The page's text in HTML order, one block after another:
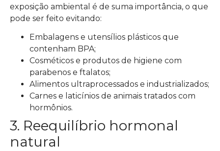
exposição ambiental é de suma importância, o que
pode ser feito evitando:
Embalagens e utensílios plásticos que
contenham BPA;
Cosméticos e produtos de higiene com
parabenos e ftalatos;
Alimentos ultraprocessados e industrializados;
Carnes e laticínios de animais tratados com
hormônios.
3. Reequilíbrio hormonal
natural